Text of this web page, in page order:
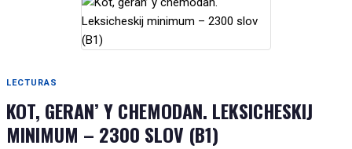
LECTURAS
KOT, GERAN’ Y CHEMODAN. LEKSICHESKIJ
MINIMUM – 2300 SLOV (B1)